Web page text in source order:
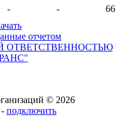
- -
отчетом
ОТВЕТСТВЕННОСТЬЮ
© 2026
подключить